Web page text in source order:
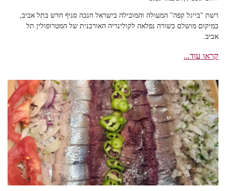
רשת "בייגל קפה" המעולה והמובילה בישראל חנכה סניף חדש בתל אביב,
במיקום מושלם בשורה נפלאה לקולינריה האורבנית של המטרופולין תל
אביב.
קראו עוד...